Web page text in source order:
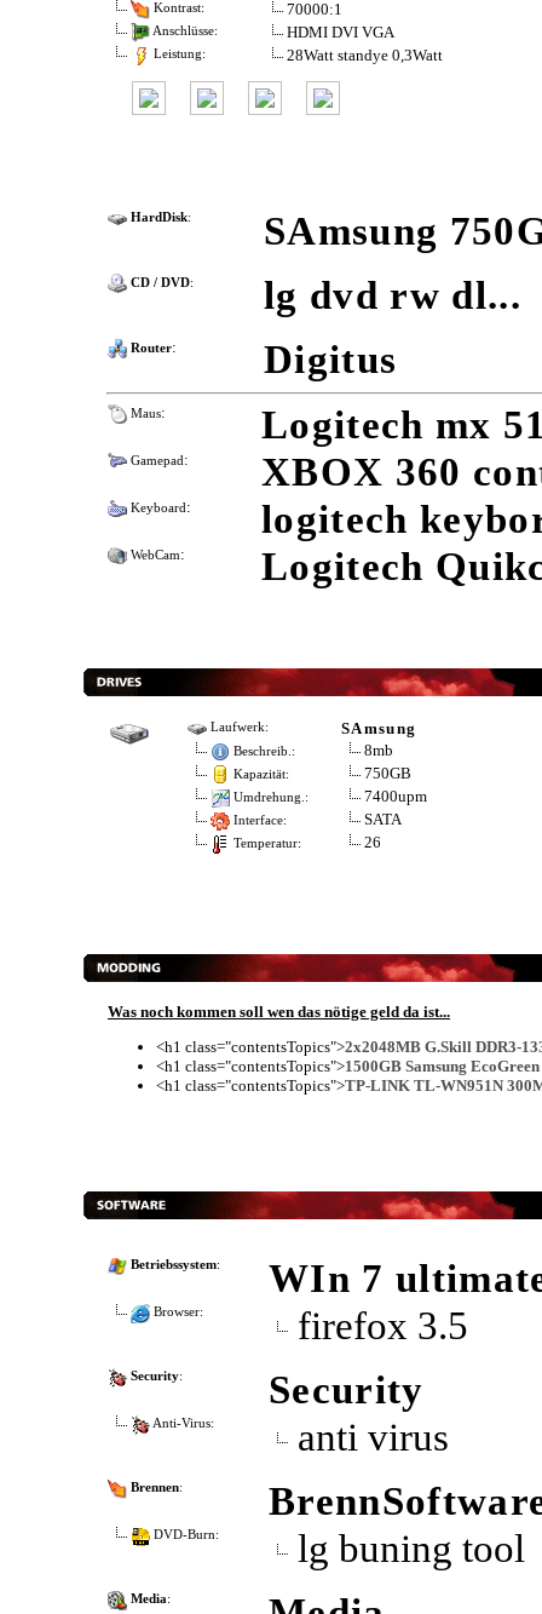
Kontrast: 70000:1
Anschlüsse: HDMI DVI VGA
Leistung: 28Watt standye 0,3Watt
HardDisk: SAmsung
CD / DVD: lg dvd rw dl...
Router: Digitus
Maus: Logitech mx
Gamepad: XBOX 360
Keyboard: logitech
WebCam: Logitech
Laufwerk: SAmsung
Beschreib.: 8mb
Kapazität: 750GB
Umdrehung.: 7400upm
Interface: SATA
Temperatur: 26
Was noch kommen soll wen das nötige geld da ist...
<h1 class="contentsTopics">2x2048MB G.Skill DDR3-
<h1 class="contentsTopics">1500GB Samsung
<h1 class="contentsTopics">TP-LINK TL-WN951N
Betriebssystem: WIn 7
Browser: firefox 3.5
Security: Security
Anti-Virus: anti virus
Brennen:
DVD-Burn: lg buning tool
Media: